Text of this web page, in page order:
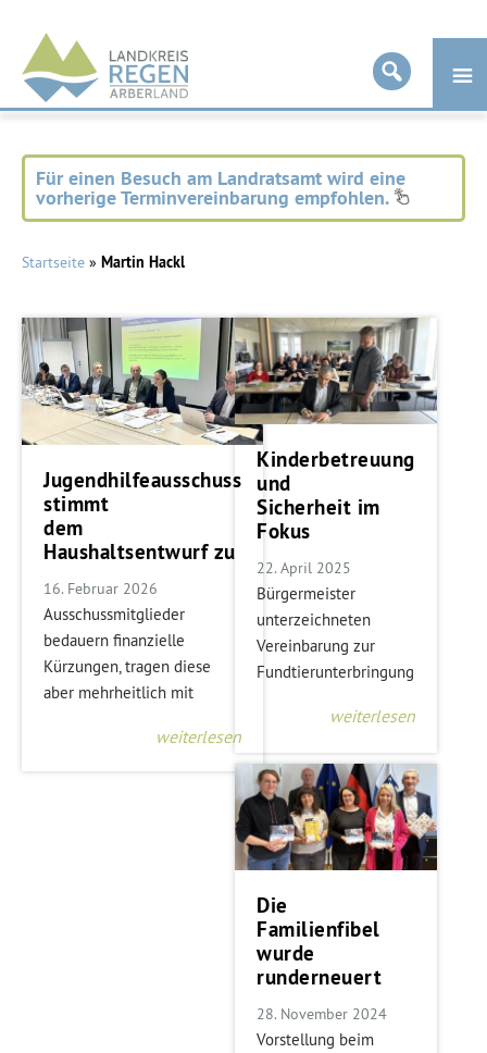
Landkreis
Regen
Für einen Besuch am Landratsamt wird eine
vorherige Terminvereinbarung empfohlen.
Startseite » Martin Hackl
Jugendhilfeausschuss
stimmt
dem
Haushaltsentwurf zu
16. Februar 2026
Ausschussmitglieder
bedauern finanzielle
Kürzungen, tragen diese
aber mehrheitlich mit
weiterlesen
Kinderbetreuung
und
Sicherheit im
Fokus
22. April 2025
Bürgermeister
unterzeichneten
Vereinbarung zur
Fundtierunterbringung
weiterlesen
Die
Familienfibel
wurde
runderneuert
28. November 2024
Vorstellung beim